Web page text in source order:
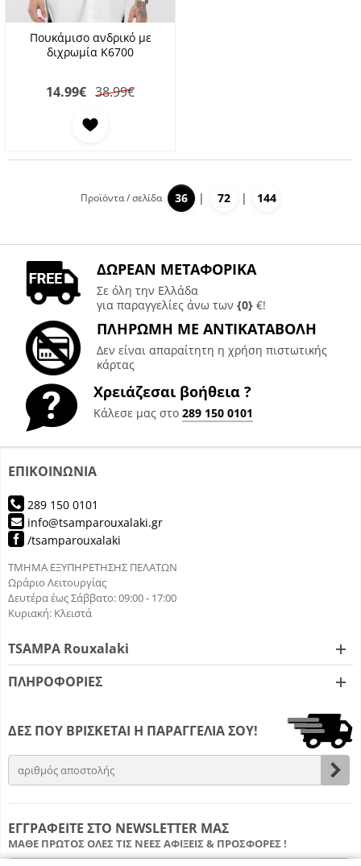
Πουκάμισο ανδρικό με
διχρωμία K6700
14.99€ 38.99€
Προσθήκη στα αγαπημένα
Προϊόντα / σελίδα 36 72 144
ΔΩΡΕΑΝ ΜΕΤΑΦΟΡΙΚΑ
Σε όλη την Ελλάδα
για παραγγελίες άνω των{0} €!
ΠΛΗΡΩΜΗ ΜΕ ΑΝΤΙΚΑΤΑΒΟΛΗ
Δεν είναι απαραίτητη η χρήση πιστωτικής
κάρτας
Χρειάζεσαι βοήθεια ?
Κάλεσε μας στο289 150 0101
ΕΠΙΚΟΙΝΩΝΙΑ
289 150 0101
info@tsamparouxalaki.gr
/tsamparouxalaki
ΤΜΗΜΑ ΕΞΥΠΗΡΕΤΗΣΗΣ ΠΕΛΑΤΩΝ
Ωράριο Λειτουργίας
Δευτέρα έως Σάββατο: 09:00 - 17:00
Κυριακή: Κλειστά
TSAMPA Rouxalaki
ΠΛΗΡΟΦΟΡΙΕΣ
ΔΕΣ ΠΟΥ ΒΡΙΣΚΕΤΑΙ Η ΠΑΡΑΓΓΕΛΙΑ ΣΟΥ!
Email
ΕΓΓΡΑΦΕΙΤΕ ΣΤΟ NEWSLETTER ΜΑΣ
ΜΑΘΕ ΠΡΩΤΟΣ ΟΛΕΣ ΤΙΣ ΝΕΕΣ ΑΦΙΞΕΙΣ & ΠΡΟΣΦΟΡΕΣ !